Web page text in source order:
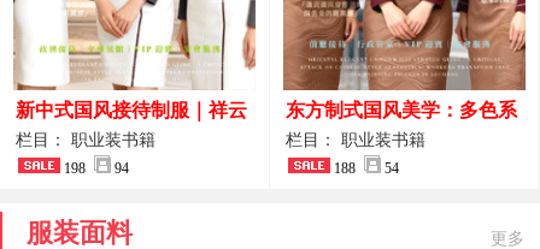
新中式国风接待制服｜祥云
刺绣打造高端厅堂东方美学
栏目： 职业装书籍
198 94
东方制式国风美学：多色系
新中式前厅管家VIP接待员
工作服合集
栏目： 职业装书籍
188 54
服装面料 更多